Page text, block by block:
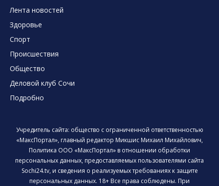
Лента новостей
Здоровье
Спорт
Происшествия
Общество
Деловой клуб Сочи
Подробно
Учредитель сайта: общество с ограниченной ответственностью
«МаксПортал», главный редактор Микшис Михаил Михайлович,
Политика ООО «МаксПортал» в отношении обработки
персональных данных, предоставляемых пользователями сайта
Sochi24.tv, и сведения о реализуемых требованиях к защите
персональных данных. 18+ Все права соблюдены. При